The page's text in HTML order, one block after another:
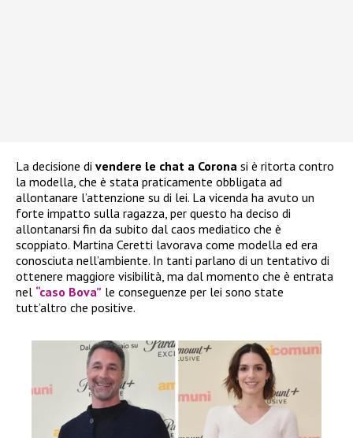
La decisione di vendere le chat a Corona si è ritorta contro
la modella, che è stata praticamente obbligata ad
allontanare l’attenzione su di lei. La vicenda ha avuto un
forte impatto sulla ragazza, per questo ha deciso di
allontanarsi fin da subito dal caos mediatico che è
scoppiato. Martina Ceretti lavorava come modella ed era
conosciuta nell’ambiente. In tanti parlano di un tentativo di
ottenere maggiore visibilità, ma dal momento che è entrata
nel “caso Bova” le conseguenze per lei sono state
tutt’altro che positive.